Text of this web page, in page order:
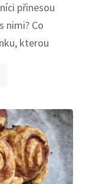
přinesou
nimi? Co
kterou